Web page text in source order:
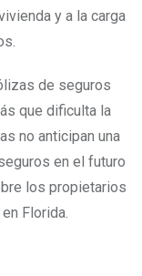
y a la carga
de seguros
que dificulta la
no anticipan una
en el futuro
los propietarios
Florida.